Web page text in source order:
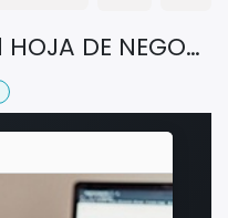
GCOM-FT002-V001 HOJA DE NEGOCIO